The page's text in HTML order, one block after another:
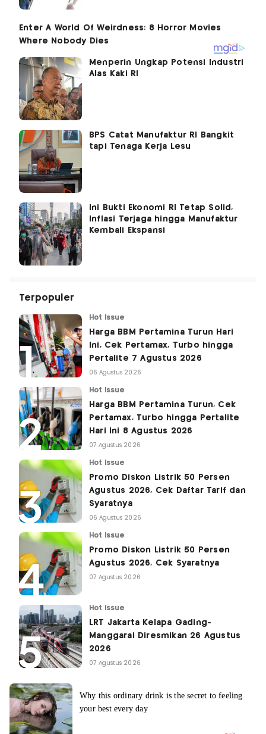
Menperin Ungkap Potensi Industri
Alas Kaki RI
BPS Catat Manufaktur RI Bangkit
tapi Tenaga Kerja Lesu
Ini Bukti Ekonomi RI Tetap Solid,
Inflasi Terjaga hingga Manufaktur
Kembali Ekspansi
Terpopuler
Hot Issue
Harga BBM Pertamina Turun Hari
Ini, Cek Pertamax, Turbo hingga
Pertalite 7 Agustus 2026
06 Agustus 2026
Hot Issue
Harga BBM Pertamina Turun, Cek
Pertamax, Turbo hingga Pertalite
Hari Ini 8 Agustus 2026
07 Agustus 2026
Hot Issue
Promo Diskon Listrik 50 Persen
Agustus 2026, Cek Daftar Tarif dan
Syaratnya
06 Agustus 2026
Hot Issue
Promo Diskon Listrik 50 Persen
Agustus 2026, Cek Syaratnya
07 Agustus 2026
Hot Issue
LRT Jakarta Kelapa Gading-
Manggarai Diresmikan 26 Agustus
2026
07 Agustus 2026